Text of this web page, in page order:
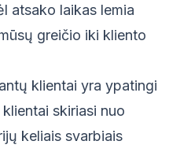
atsako laikas lemia
greičio iki kliento
klientai yra ypatingi
skiriasi nuo
keliais svarbiais